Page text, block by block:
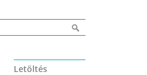
Letöltés